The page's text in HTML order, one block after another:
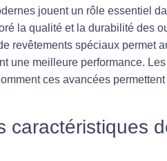
jouent un rôle essentiel
la qualité et la durabilité des
revêtements spéciaux permet
une meilleure performance.
ces avancées
caractéristiques